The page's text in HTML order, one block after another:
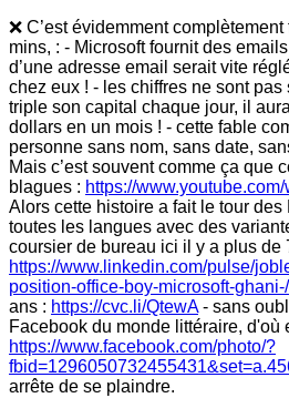
❌ C’est évidemment
mins, : - Microsoft fournit des
d’une adresse email serait vite
chez eux ! - les chiffres ne sont
triple son capital chaque jour, il
dollars en un mois ! - cette fable
personne sans nom, sans date,
Mais c’est souvent comme ça que
blagues : https://
Alors cette histoire a fait le tour
toutes les langues avec des
coursier de bureau ici il y a plus de
https://www.linkedin.com/pulse/
position-office-boy-microsoft-ghani-/
ans : https://cvc.li/QtewA- sans
Facebook du monde littéraire, d'où
https://www.facebook.com/photo/?
arrête de se plaindre.